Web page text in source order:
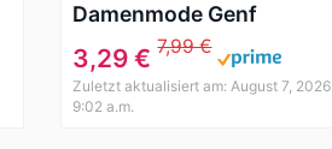
Damenmode Genf
römischen Ziffern-Leder
Analog Quarz
Armbanduhren(Beige)
3,29 €7,99 €
Zuletzt aktualisiert am: August 7, 2026
9:02 a.m.